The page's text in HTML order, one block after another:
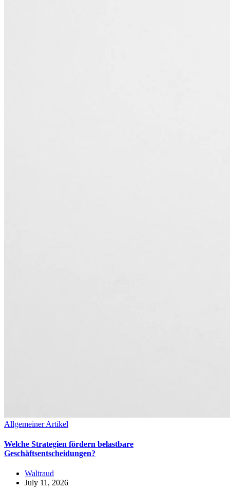
Allgemeiner Artikel
Welche Strategien fördern belastbare
Geschäftsentscheidungen?
Waltraud
July 11, 2026